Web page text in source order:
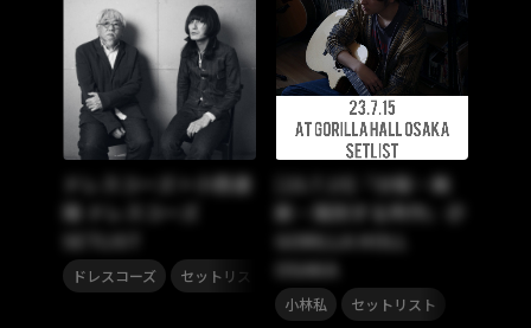
ドレスコーズ＋小西康
陽 ドレスコーズ
SETLIST
ドレスコーズ セットリスト
[23.7.15]『分裂・裁
断・隔別する所作』＠
GORILLA HOLL
OSAKA
小林私 セットリスト